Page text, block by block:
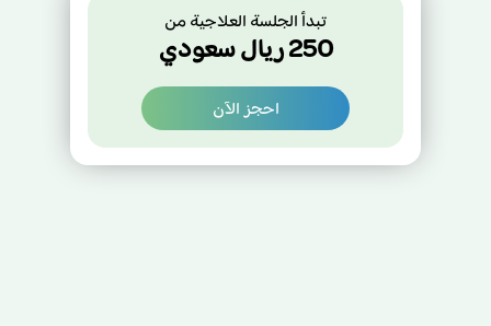
تبدأ الجلسة العلاجية من
250ريال سعودي
احجز الآن